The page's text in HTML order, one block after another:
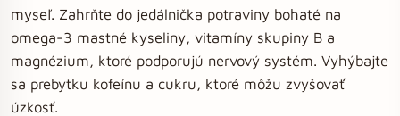
myseľ. Zahrňte do jedálnička potraviny bohaté na
omega-3 mastné kyseliny, vitamíny skupiny B a
magnézium, ktoré podporujú nervový systém. Vyhýbajte
sa prebytku kofeínu a cukru, ktoré môžu zvyšovať
úzkosť.